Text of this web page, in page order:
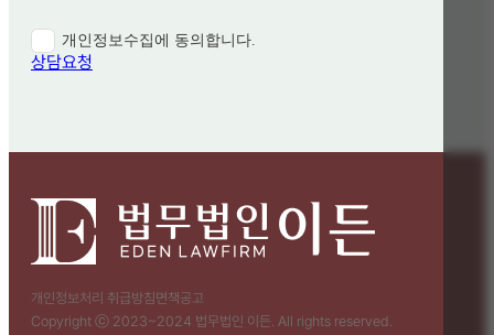
개인정보수집에 동의합니다.
상담요청
개인정보처리 취급방침 면책공고
Copyright ⓒ 2023~2024 법무법인 이든. All rights reserved.